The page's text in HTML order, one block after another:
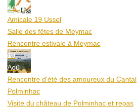
Aoû
Amicale 19 Ussel
Salle des fêtes de Meymac
Rencontre estivale à Meymac
10
Aoû
Rencontre d'été des amoureux du Cantal
Polminhac
Visite du château de Polminhac et repas